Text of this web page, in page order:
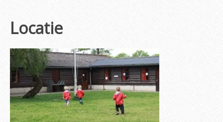
Locatie